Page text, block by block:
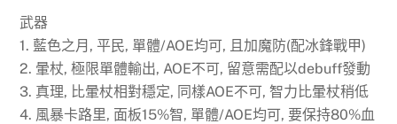
武器
1. 藍色之月, 平民, 單體/AOE均可, 且加魔防(配冰鋒戰甲)
2. 暈杖, 極限單體輸出, AOE不可, 留意需配以debuff發動
3. 真理, 比暈杖相對穩定, 同樣AOE不可, 智力比暈杖稍低
4. 風暴卡路里, 面板15%智, 單體/AOE均可, 要保持80%血